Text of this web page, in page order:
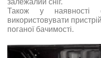
залежалий сніг.
Також у
використовувати
поганої бачимості.